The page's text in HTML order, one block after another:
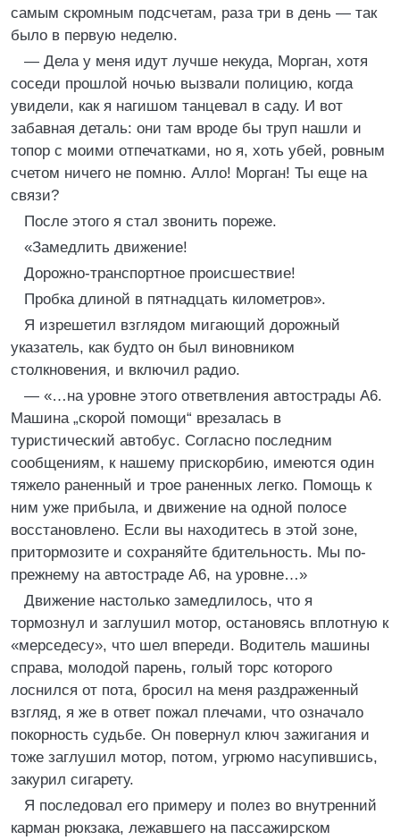
самым скромным подсчетам, раза три в день — так
было в первую неделю.
— Дела у меня идут лучше некуда, Морган, хотя
соседи прошлой ночью вызвали полицию, когда
увидели, как я нагишом танцевал в саду. И вот
забавная деталь: они там вроде бы труп нашли и
топор с моими отпечатками, но я, хоть убей, ровным
счетом ничего не помню. Алло! Морган! Ты еще на
связи?
После этого я стал звонить пореже.
«Замедлить движение!
Дорожно-транспортное происшествие!
Пробка длиной в пятнадцать километров».
Я изрешетил взглядом мигающий дорожный
указатель, как будто он был виновником
столкновения, и включил радио.
— «…на уровне этого ответвления автострады А6.
Машина „скорой помощи“ врезалась в
туристический автобус. Согласно последним
сообщениям, к нашему прискорбию, имеются один
тяжело раненный и трое раненных легко. Помощь к
ним уже прибыла, и движение на одной полосе
восстановлено. Если вы находитесь в этой зоне,
притормозите и сохраняйте бдительность. Мы по-
прежнему на автостраде А6, на уровне…»
Движение настолько замедлилось, что я
тормознул и заглушил мотор, остановясь вплотную к
«мерседесу», что шел впереди. Водитель машины
справа, молодой парень, голый торс которого
лоснился от пота, бросил на меня раздраженный
взгляд, я же в ответ пожал плечами, что означало
покорность судьбе. Он повернул ключ зажигания и
тоже заглушил мотор, потом, угрюмо насупившись,
закурил сигарету.
Я последовал его примеру и полез во внутренний
карман рюкзака, лежавшего на пассажирском